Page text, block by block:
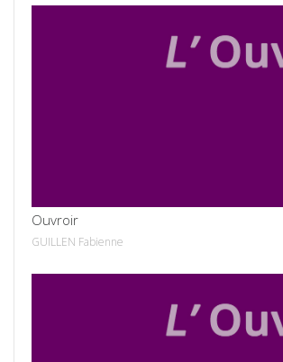
Ouvroir
GUILLEN Fabienne